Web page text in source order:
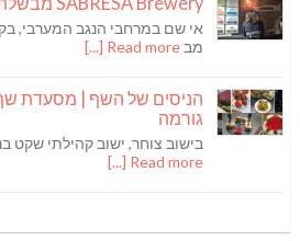
אי שם במרחבי הנגב המערבי,
מב Read more [...]
הניסים של השף | מסעדת
גורמה
בישוב צוחר, ישוב קהילתי שקט
Read more [...]